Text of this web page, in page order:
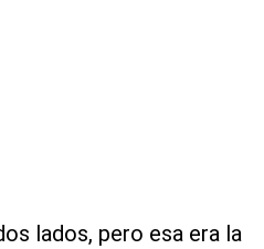
lados, pero esa era la